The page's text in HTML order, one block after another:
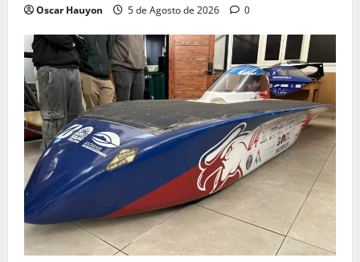
Oscar Hauyon 5 de Agosto de 2026 0